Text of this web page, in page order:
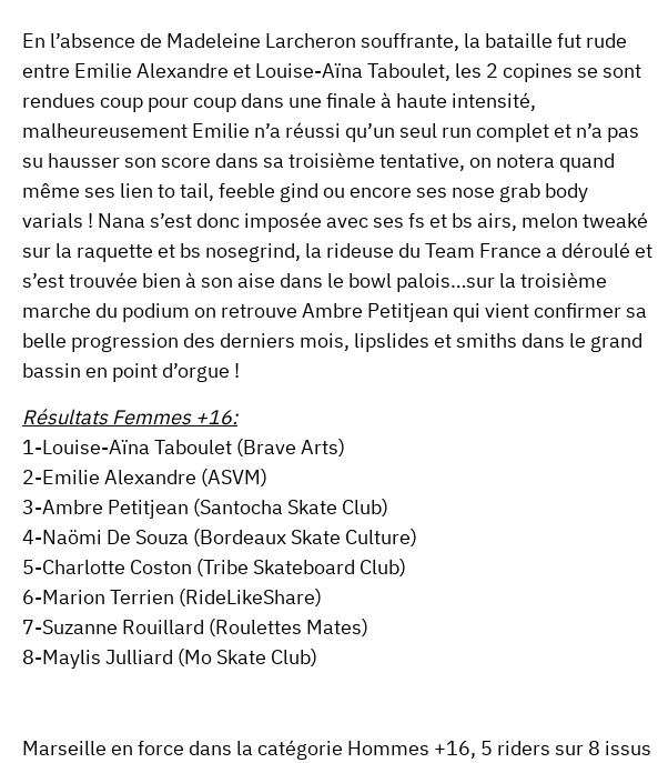
En l’absence de Madeleine Larcheron souffrante, la bataille fut rude
entre Emilie Alexandre et Louise-Aïna Taboulet, les 2 copines se sont
rendues coup pour coup dans une finale à haute intensité,
malheureusement Emilie n’a réussi qu’un seul run complet et n’a pas
su hausser son score dans sa troisième tentative, on notera quand
même ses lien to tail, feeble gind ou encore ses nose grab body
varials ! Nanas’est donc imposée avec ses fs et bs airs, melon tweaké
sur la raquette et bs nosegrind, la rideuse du Team France a déroulé et
s’est trouvée bien à son aise dans le bowl palois…sur la troisième
marche du podium on retrouve Ambre Petitjean qui vient confirmer sa
belle progression des derniers mois, lipslides et smiths dans le grand
bassin en point d’orgue !
Résultats Femmes +16:
1-Louise-Aïna Taboulet (Brave Arts)
2-Emilie Alexandre (ASVM)
3-Ambre Petitjean (Santocha Skate Club)
4-Naömi De Souza (Bordeaux Skate Culture)
5-Charlotte Coston (Tribe Skateboard Club)
6-Marion Terrien (RideLikeShare)
7-Suzanne Rouillard (Roulettes Mates)
8-Maylis Julliard (Mo Skate Club)
Marseille en force dans la catégorie Hommes +16, 5 riders sur 8 issus